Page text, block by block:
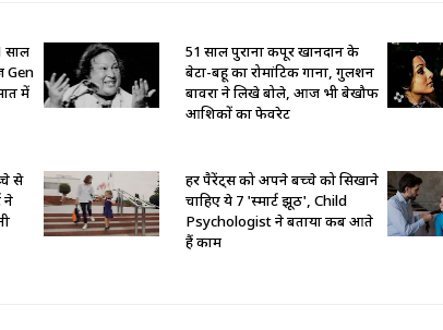
साल
Gen
में
51 साल पुराना कपूर खानदान के
बेटा-बहू का रोमांटिक गाना, गुलशन
बावरा ने लिखे बोले, आज भी बेखौफ
आशिकों का फेवरेट
से
ने
हर पैरेंट्स को अपने बच्चे को सिखाने
चाहिए ये 7 'स्मार्ट झूठ', Child
Psychologist ने बताया कब आते
हैं काम